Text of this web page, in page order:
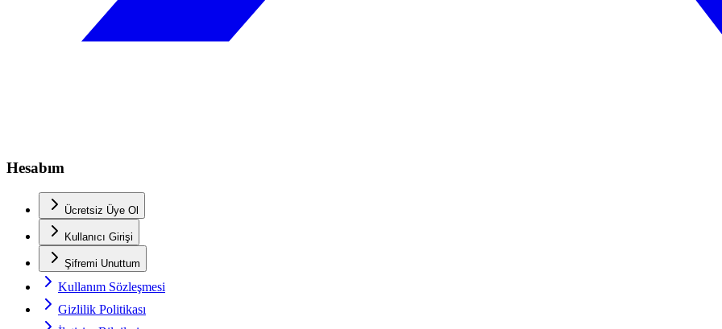
Hesabım
Ücretsiz Üye Ol
Kullanıcı Girişi
Şifremi Unuttum
Kullanım Sözleşmesi
Gizlilik Politikası